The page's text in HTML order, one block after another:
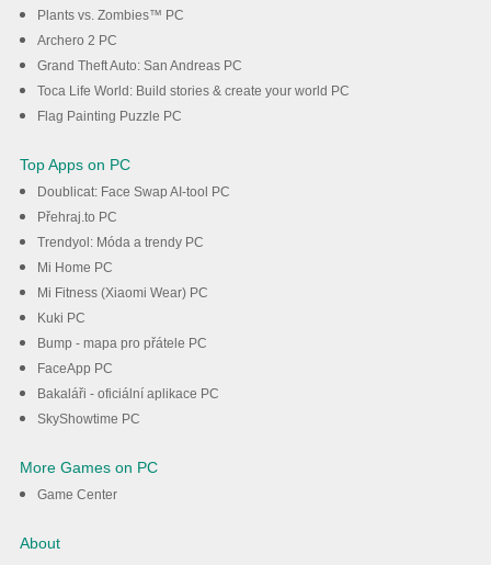
Plants vs. Zombies™ PC
Archero 2 PC
Grand Theft Auto: San Andreas PC
Toca Life World: Build stories & create your world PC
Flag Painting Puzzle PC
Top Apps on PC
Doublicat: Face Swap AI-tool PC
Přehraj.to PC
Trendyol: Móda a trendy PC
Mi Home PC
Mi Fitness (Xiaomi Wear) PC
Kuki PC
Bump - mapa pro přátele PC
FaceApp PC
Bakaláři - oficiální aplikace PC
SkyShowtime PC
More Games on PC
Game Center
About